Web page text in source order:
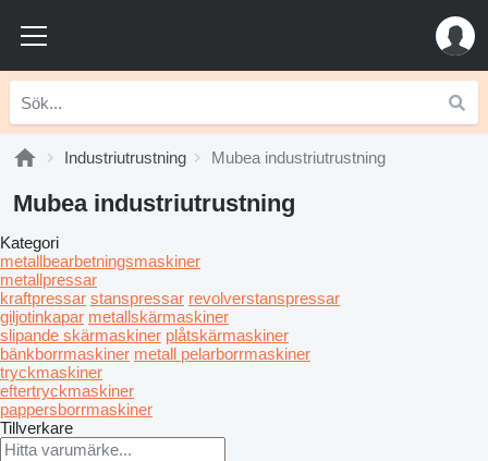
Industriutrustning Mubea industriutrustning
Mubea industriutrustning
Kategori
metallbearbetningsmaskiner
metallpressar
kraftpressar stanspressar revolverstanspressar
giljotinkapar metallskärmaskiner
slipande skärmaskiner plåtskärmaskiner
bänkborrmaskiner metall pelarborrmaskiner
tryckmaskiner
eftertryckmaskiner
pappersborrmaskiner
Tillverkare